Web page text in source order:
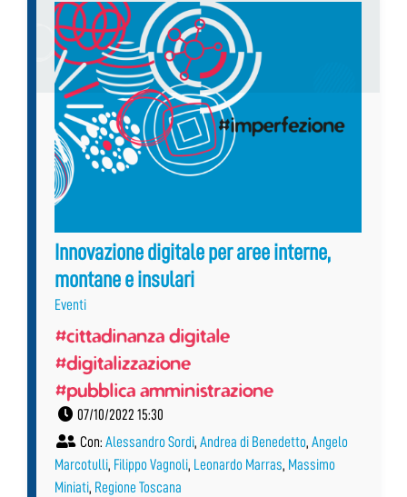
Innovazione digitale per aree interne,
montane e insulari
Eventi
#cittadinanza digitale
#digitalizzazione
#pubblica amministrazione
07/10/2022 15:30
Con: Alessandro Sordi, Andrea di Benedetto, Angelo
Marcotulli, Filippo Vagnoli, Leonardo Marras, Massimo
Miniati, Regione Toscana